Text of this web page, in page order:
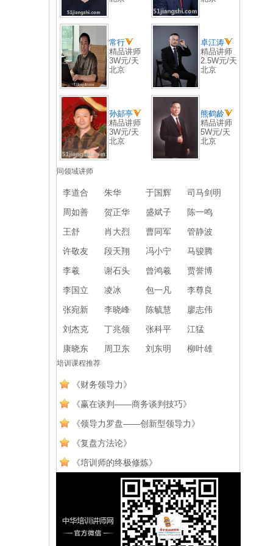
常行
精品讲师
3W元/天
北京
卓江涛
精品讲师
2.5W元/天
北京
孙郂亭
精品讲师
3W元/天
北京
熊鹤龄
精品讲师
5W元/天
北京
同领域讲师
李道合 朱华 于国辉
司马剑明
周如善
贺正华 盛斌子
陈一鸣
王舒
肖大烈 曹同军
管静波
许敬友
段天翔 冯小宁
马骏腾
李羲
谢石头 曾鸿羲
贾誉博
李国立
凌冰 包一凡
李尊良
张宛新
李晓峰 陈毓慧
廖志伟
刘杰克
丁兆领 张科平
江猛
康晓东
周卫东 刘东明 柳叶雄
培训课程推荐
《财务领导力》
《赢在谈判——商务谈判技巧》
《领导力罗盘——创新型领导力》
《复盘方法论》
《培训师的终极修炼》